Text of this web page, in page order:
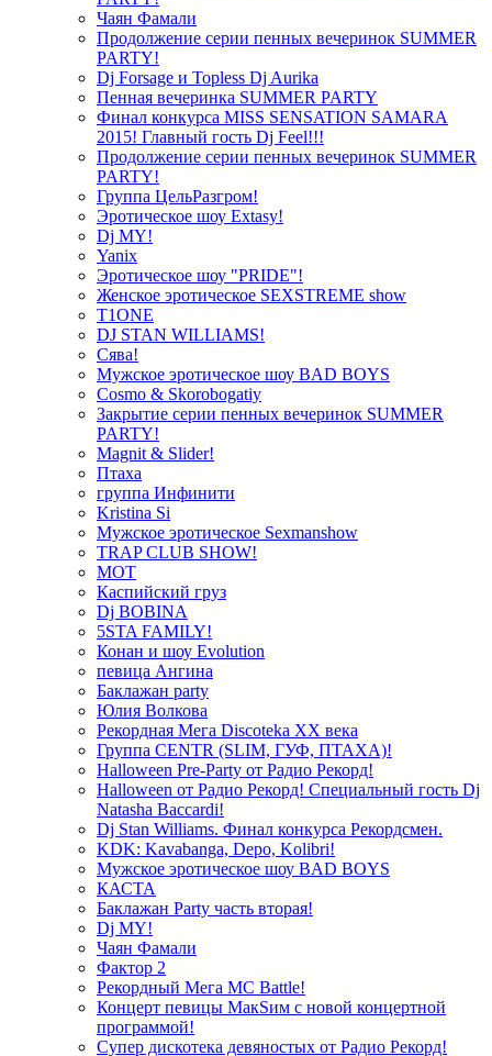
Чаян Фамали
Продолжение серии пенных вечеринок SUMMER
PARTY!
Dj Forsage и Topless Dj Aurika
Пенная вечеринка SUMMER PARTY
Финал конкурса MISS SENSATION SAMARA
2015! Главный гость Dj Feel!!!
Продолжение серии пенных вечеринок SUMMER
PARTY!
Группа ЦельРазгром!
Эротическое шоу Extasy!
Dj MY!
Yanix
Эротическое шоу "PRIDE"!
Женское эротическое SEXSTREME show
T1ONE
DJ STAN WILLIAMS!
Сява!
Мужское эротическое шоу BAD BOYS
Cosmo & Skorobogatiy
Закрытие серии пенных вечеринок SUMMER
PARTY!
Magnit & Slider!
Птаха
группа Инфинити
Kristina Si
Мужское эротическое Sexmanshow
TRAP CLUB SHOW!
МОТ
Каспийский груз
Dj BOBINA
5STA FAMILY!
Конан и шоу Evolution
певица Ангина
Баклажан party
Юлия Волкова
Рекордная Мега Discoteka XX века
Группа CENTR (SLIM, ГУФ, ПТАХА)!
Halloween Pre-Party от Радио Рекорд!
Halloween от Радио Рекорд! Специальный гость Dj
Natasha Baccardi!
Dj Stan Williams. Финал конкурса Рекордсмен.
KDK: Kavabanga, Depo, Kolibri!
Мужское эротическое шоу BAD BOYS
КАСТА
Баклажан Party часть вторая!
Dj MY!
Чаян Фамали
Фактор 2
Рекордный Мега МС Battle!
Концерт певицы МакSим с новой концертной
программой!
Супер дискотека девяностых от Радио Рекорд!